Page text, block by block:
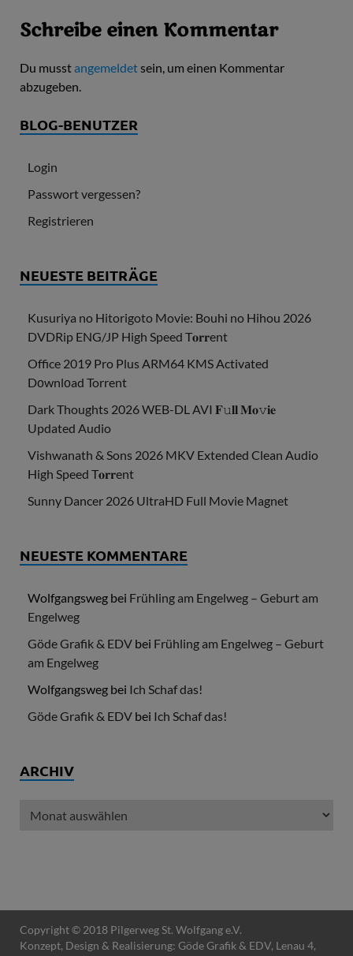
Schreibe einen Kommentar
Du musstangemeldetsein, um einen Kommentar
abzugeben.
BLOG-BENUTZER
Login
Passwort vergessen?
Registrieren
NEUESTE BEITRÄGE
Kusuriya no Hitorigoto Movie: Bouhi no Hihou 2026
DVDRip ENG/JP High Speed T𝐨𝐫𝐫ent
Office 2019 Pro Plus ARM64 KMS Activated
Dоwnlоad Torrent
Dark Thoughts 2026 WEB-DL AVI 𝐅𝚞𝐥𝐥 𝐌𝐨𝚟𝐢𝐞
Updated Audio
Vishwanath & Sons 2026 MKV Extended Clean Audio
High Speed T𝐨𝐫𝐫ent
Sunny Dancer 2026 UltraHD Full Movie Magnet
NEUESTE KOMMENTARE
Wolfgangsweg bei Frühling am Engelweg – Geburt am
Engelweg
Göde Grafik & EDV bei Frühling am Engelweg – Geburt
am Engelweg
Wolfgangsweg bei Ich Schaf das!
Göde Grafik & EDV bei Ich Schaf das!
ARCHIV
Copyright © 2018 Pilgerweg St. Wolfgang e.V.
Konzept, Design & Realisierung: Göde Grafik & EDV, Lenau 4,